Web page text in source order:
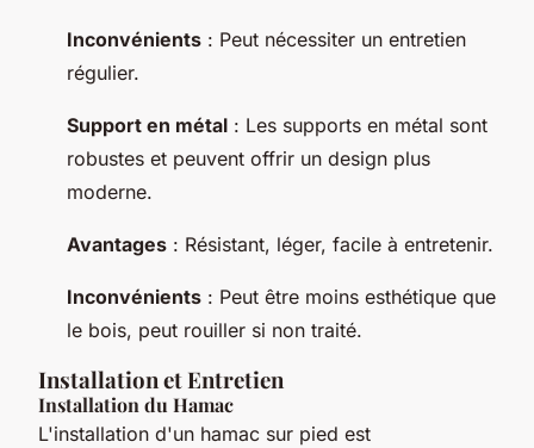
Inconvénients : Peut nécessiter un entretien
régulier.
Support en métal : Les supports en métal sont
robustes et peuvent offrir un design plus
moderne.
Avantages : Résistant, léger, facile à entretenir.
Inconvénients : Peut être moins esthétique que
le bois, peut rouiller si non traité.
Installation et Entretien
Installation du Hamac
L'installation d'un hamac sur pied est